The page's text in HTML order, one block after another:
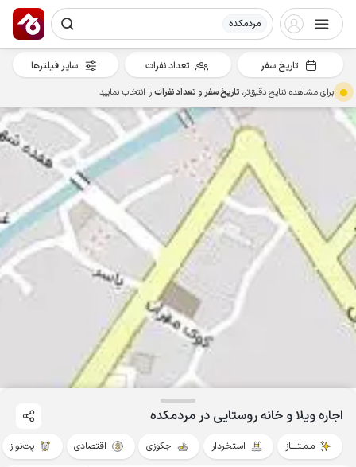
مردمکده
اجاره ویلا و خانه روستایی در مردمکده
مـمـتــــاز استخردار جکوزی اقتصادی پت‌نواز
تاریخ سفر تعداد نفرات سایر فیلترها
برای مشاهده نتایج دقیق‌تر، تاریخ سفرو تعداد نفراترا انتخاب نمایید